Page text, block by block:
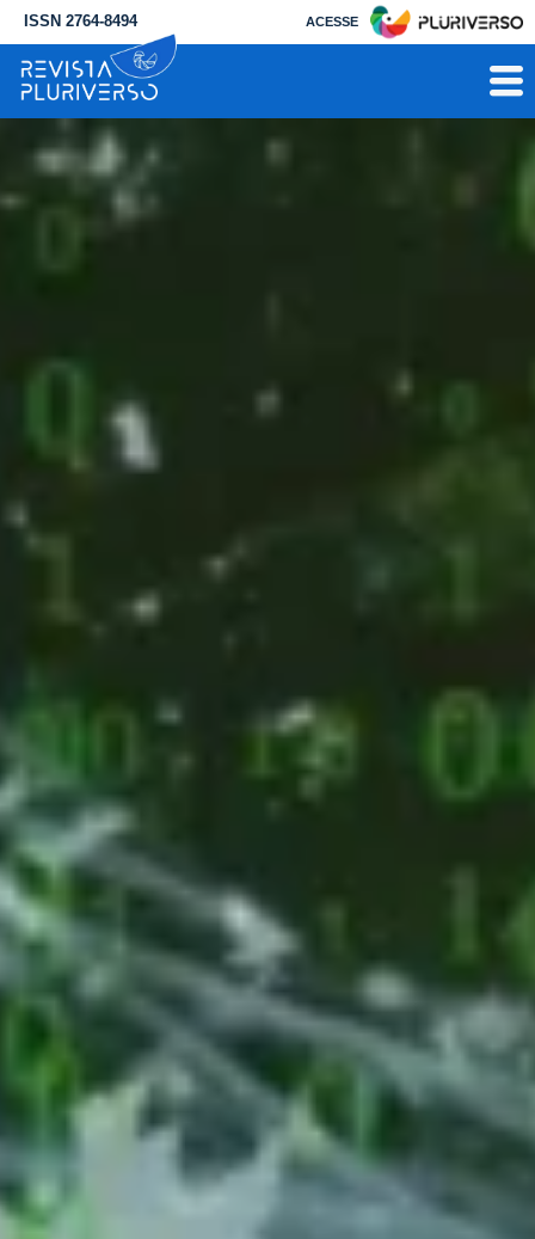
ISSN 2764-8494 ACESSE